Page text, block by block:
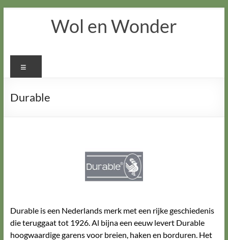
Wol en Wonder
Durable
Durable is een Nederlands merk met een rijke geschiedenis
die teruggaat tot 1926. Al bijna een eeuw levert Durable
hoogwaardige garens voor breien, haken en borduren. Het